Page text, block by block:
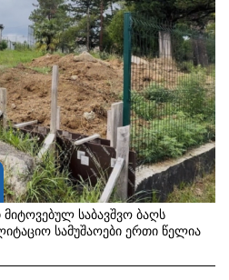
მიტოვებულ საბავშვო ბაღს
სამუშაოები ერთი წელია